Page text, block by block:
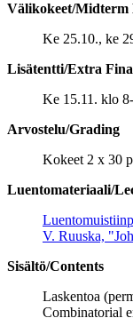
Välikokeet/Midterm
Ke 25.10., ke
Lisätentti/Extra
Ke 15.11. klo
Arvostelu/Grading
Kokeet 2 x 30
Luentomateriaali/
V. Ruuska,
Sisältö/Contents
Laskentoa
Combinatorial